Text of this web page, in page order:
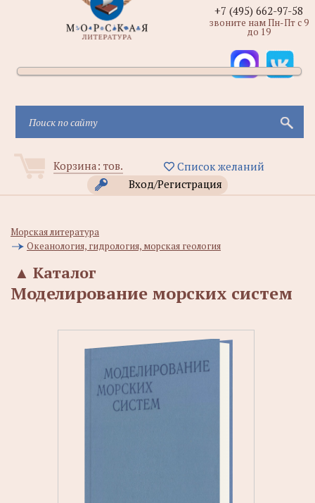
Корзина: тов.
Список желаний
Вход/Регистрация
+7 (495) 662-97-58
звоните нам Пн-Пт с 9
до 19
Морская литература
Океанология, гидрология, морская геология
Каталог
▲
Моделирование морских систем